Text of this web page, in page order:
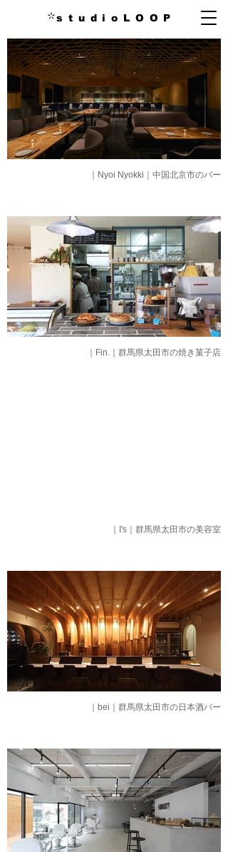
s t u d i o L O O P
｜Nyoi Nyokki｜中国北京市のバー
｜Fin.｜群馬県太田市の焼き菓子店
｜I's｜群馬県太田市の美容室
｜bei｜群馬県太田市の日本酒バー